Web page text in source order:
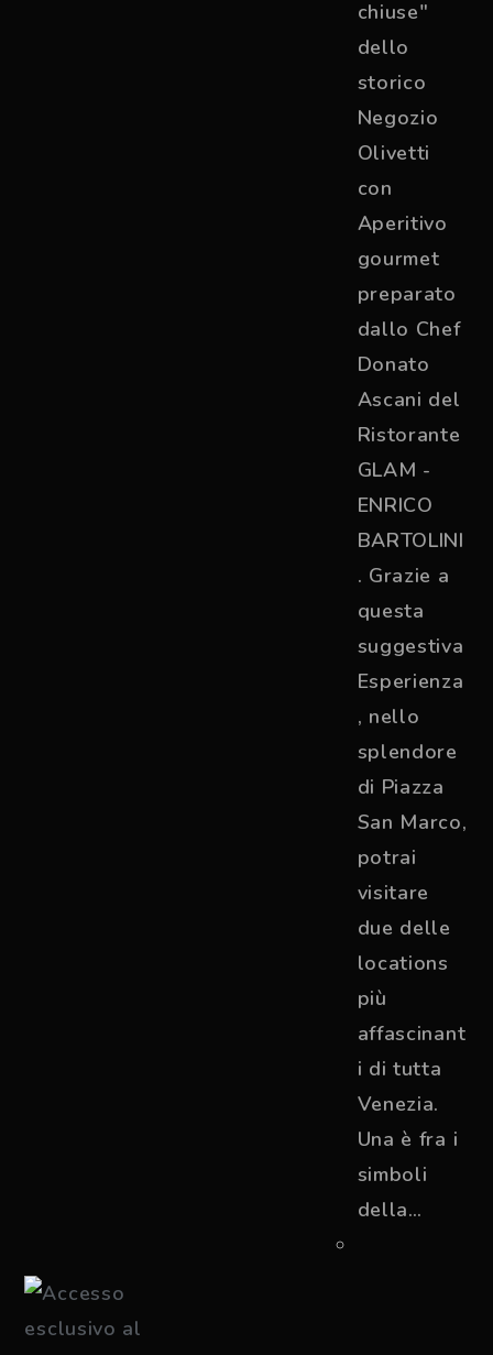
chiuse"
dello
storico
Negozio
Olivetti
con
Aperitivo
gourmet
preparato
dallo Chef
Donato
Ascani del
Ristorante
GLAM -
ENRICO
BARTOLINI
. Grazie a
questa
suggestiva
Esperienza
, nello
splendore
di Piazza
San Marco,
potrai
visitare
due delle
locations
più
affascinant
i di tutta
Venezia.
Una è fra i
simboli
della…